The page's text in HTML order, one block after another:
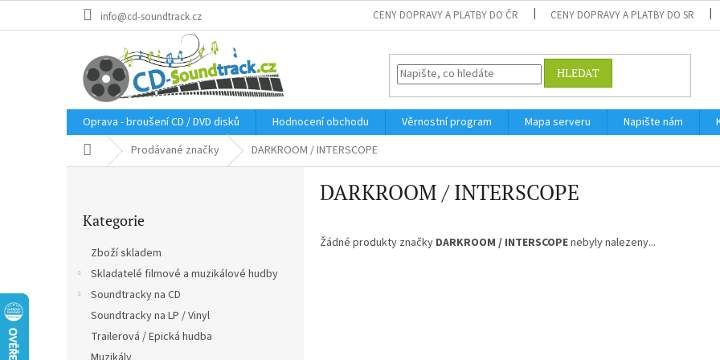
info@cd-soundtrack.cz CENY DOPRAVY A PLATBY DO ČR CENY DOPRAVY A PLATBY DO SR
HLEDAT
Oprava - broušení CD / DVD disků Hodnocení obchodu Věrnostní program Mapa serveru Napište nám
Domů Prodávané značky DARKROOM / INTERSCOPE
kategorie
Kategorie
Zboží skladem
Skladatelé filmové a muzikálové hudby
Soundtracky na CD
Soundtracky na LP / Vinyl
Trailerová / Epická hudba
DARKROOM / INTERSCOPE
Žádné produkty značky DARKROOM / INTERSCOPEnebyly nalezeny...